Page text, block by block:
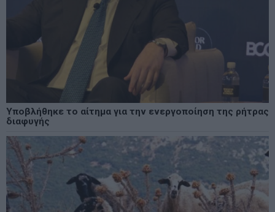
Υποβλήθηκε το αίτημα για την ενεργοποίηση της ρήτρας
διαφυγής